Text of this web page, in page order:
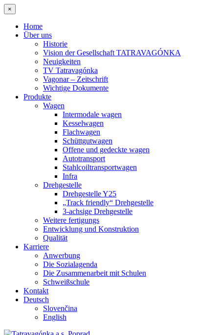
×
Home
Über uns
Historie
Vision der Gesellschaft TATRAVAGÓNKA
Neuigkeiten
TV Tatravagónka
Vagonar – Zeitschrift
Wichtige Dokumente
Produkte
Wagen
Intermodale wagen
Kesselwagen
Flachwagen
Schüttgutwagen
Offene und gedeckte wagen
Autotransport
Stahlcoiltransportwagen
Infra
Drehgestelle
Drehgestelle Y25
„Track friendly“ Drehgestelle
3-achsige Drehgestelle
Weitere fertigungs
Entwicklung und Konstruktion
Qualität
Karriere
Anwerbung
Die Sozialagenda
Die Zusammenarbeit mit Schulen
Schweißschule
Kontakt
Deutsch
Slovenčina
English